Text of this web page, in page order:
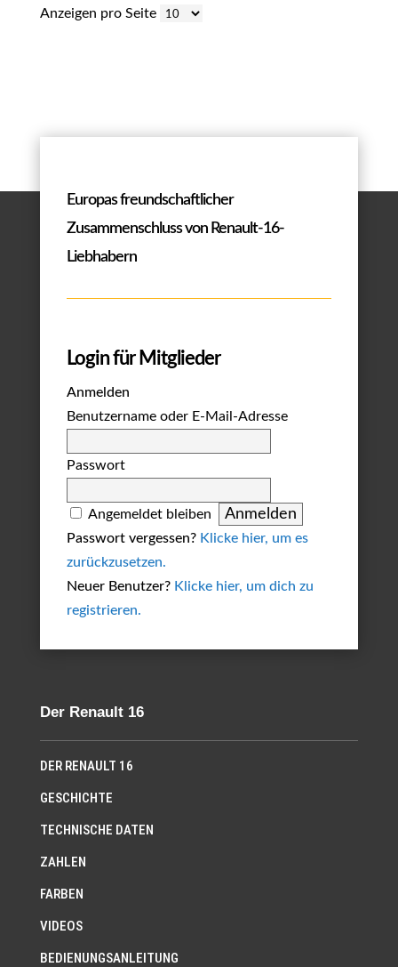
Anzeigen pro Seite
Europas freundschaftlicher
Zusammenschluss von Renault-16-
Liebhabern
Login für Mitglieder
Anmelden
Benutzername oder E-Mail-Adresse
Passwort
Angemeldet bleiben
Passwort vergessen? Klicke hier, um es
zurückzusetzen.
Neuer Benutzer? Klicke hier, um dich zu
registrieren.
Der Renault 16
DER RENAULT 16
GESCHICHTE
TECHNISCHE DATEN
ZAHLEN
FARBEN
VIDEOS
BEDIENUNGSANLEITUNG